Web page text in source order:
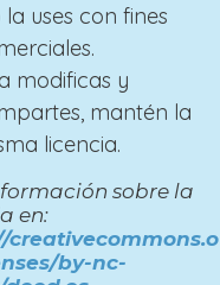
la uses con fines
modificas y
mantén la
licencia.
sobre la
en:
creativecommons.o
by-nc-